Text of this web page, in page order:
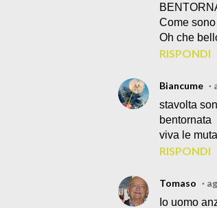
Come
Oh che
RISPONDI
Biancume
stavolta
bentornata
viva le
RISPONDI
Tomaso
Io uomo